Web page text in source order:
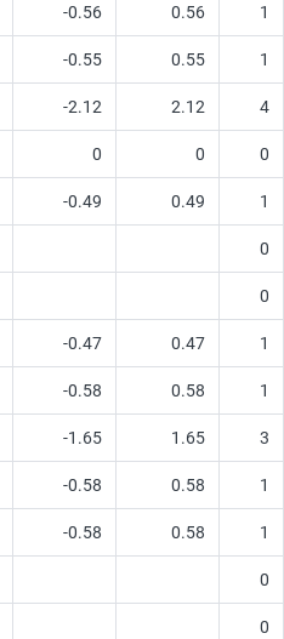
-0.56 0.56 1
-0.55 0.55 1
-2.12 2.12 4
0 0 0
-0.49 0.49 1
0
0
-0.47 0.47 1
-0.58 0.58 1
-1.65 1.65 3
-0.58 0.58 1
-0.58 0.58 1
0
0